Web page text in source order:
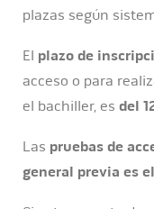
plazas según
El plazo de
acceso o para
el bachiller, es del
Las pruebas de
general previa es